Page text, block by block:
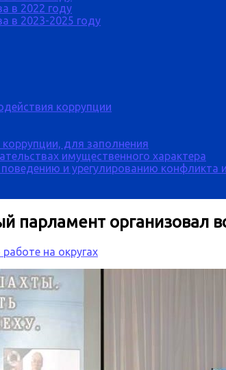
в 2022 году
в 2023-2025 году
коррупции
для заполнения
имущественного характера
и урегулированию конфликта
парламент организовал
на округах